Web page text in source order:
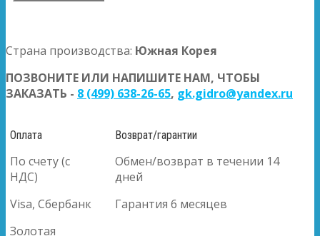
Страна производства: Южная Корея
ПОЗВОНИТЕ ИЛИ НАПИШИТЕ НАМ, ЧТОБЫ
ЗАКАЗАТЬ - 8 (499) 638-26-65, gk.gidro@yandex.ru
Оплата
По счету (с
НДС)
Visa, Сбербанк
Золотая
Возврат/гарантии
Обмен/возврат в течении 14
дней
Гарантия 6 месяцев